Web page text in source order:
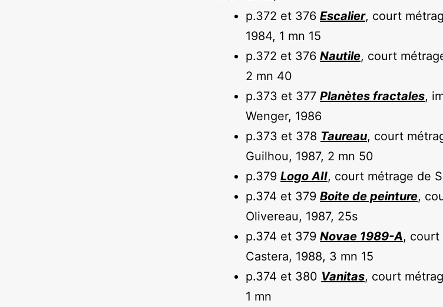
p.372 et 376 Escalier, court
1984, 1 mn 15
p.372 et 376 Nautile, court
2 mn 40
p.373 et 377 Planètes fractales,
Wenger, 1986
p.373 et 378 Taureau, court
Guilhou, 1987, 2 mn 50
p.379 Logo AII, court métrage de
p.374 et 379 Boite de peinture,
Olivereau, 1987, 25s
p.374 et 379 Novae 1989-A, court
Castera, 1988, 3 mn 15
p.374 et 380 Vanitas, court
1 mn